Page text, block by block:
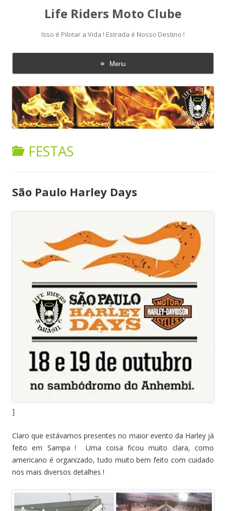
Life Riders Moto Clube
Isso é Pilotar a Vida ! Estrada é Nosso Destino !
Menu
Skip
to
content
FESTAS
São Paulo Harley Days
]
Claro que estávamos presentes no maior evento da Harley já
feito em Sampa ! Uma coisa ficou muito clara, como
americano é organizado, tudo muito bem feito com cuidado
nos mais diversos detalhes !